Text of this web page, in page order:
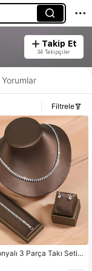
Takip Et
34 Takipçiler
Yorumlar
Filtrele
3 Parça Takı Seti,
Gümüş Rengi Vidalı Kü